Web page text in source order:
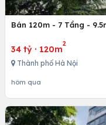
Bán 120m - 7 Tầng -
34 tỷ · 120m
2
Thành phố Hà Nội
hôm qua